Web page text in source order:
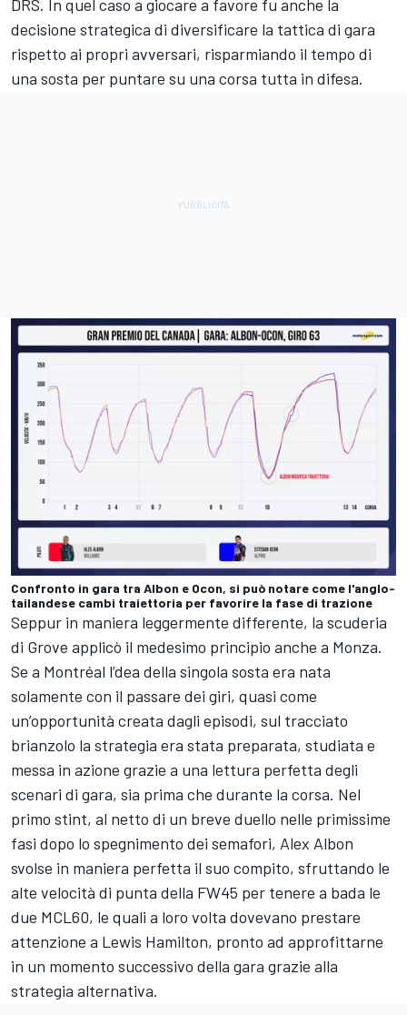
DRS. In quel caso a giocare a favore fu anche la
decisione strategica di diversificare la tattica di gara
rispetto ai propri avversari, risparmiando il tempo di
una sosta per puntare su una corsa tutta in difesa.
Confronto in gara tra Albon e Ocon, si può notare come l'anglo-
tailandese cambi traiettoria per favorire la fase di trazione
Seppur in maniera leggermente differente, la scuderia
di Grove applicò il medesimo principio anche a Monza.
Se a Montréal l’dea della singola sosta era nata
solamente con il passare dei giri, quasi come
un’opportunità creata dagli episodi, sul tracciato
brianzolo la strategia era stata preparata, studiata e
messa in azione grazie a una lettura perfetta degli
scenari di gara, sia prima che durante la corsa. Nel
primo stint, al netto di un breve duello nelle primissime
fasi dopo lo spegnimento dei semafori, Alex Albon
svolse in maniera perfetta il suo compito, sfruttando le
alte velocità di punta della FW45 per tenere a bada le
due MCL60, le quali a loro volta dovevano prestare
attenzione a Lewis Hamilton, pronto ad approfittarne
in un momento successivo della gara grazie alla
strategia alternativa.